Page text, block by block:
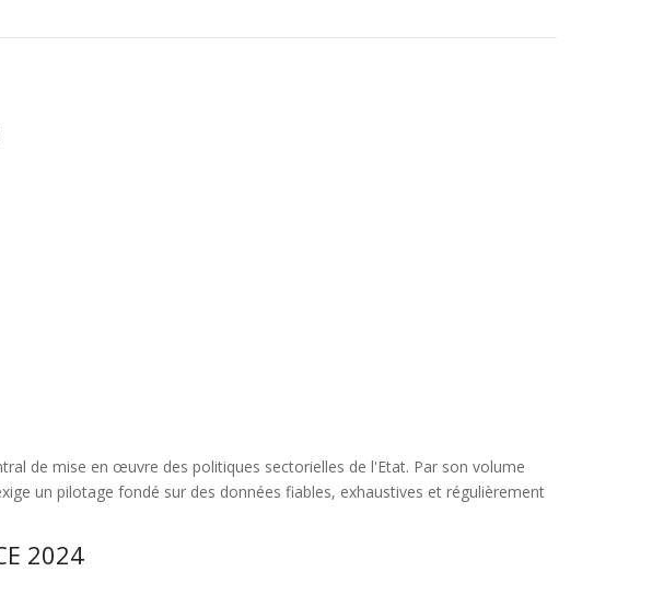
de mise en œuvre des politiques sectorielles de l'Etat. Par son volume
un pilotage fondé sur des données fiables, exhaustives et régulièrement
2024